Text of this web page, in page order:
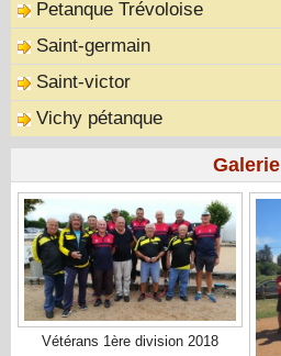
Petanque Trévoloise
Saint-germain
Saint-victor
Vichy pétanque
Galerie
Vétérans 1ère division 2018